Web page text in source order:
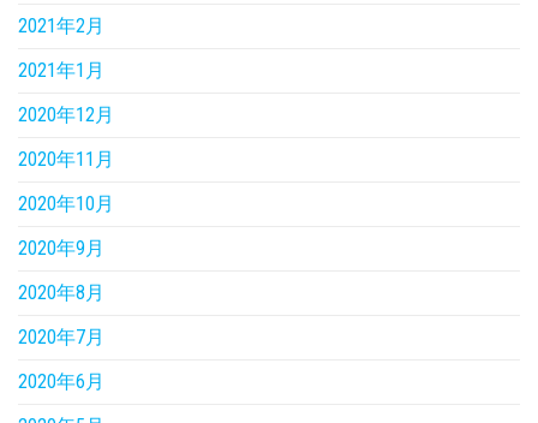
2021年2月
2021年1月
2020年12月
2020年11月
2020年10月
2020年9月
2020年8月
2020年7月
2020年6月